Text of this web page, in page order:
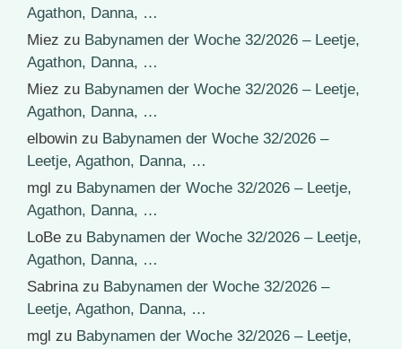
Agathon, Danna, …
Miez zu Babynamen der Woche 32/2026 – Leetje,
Agathon, Danna, …
Miez zu Babynamen der Woche 32/2026 – Leetje,
Agathon, Danna, …
elbowin zu Babynamen der Woche 32/2026 –
Leetje, Agathon, Danna, …
mgl zu Babynamen der Woche 32/2026 – Leetje,
Agathon, Danna, …
LoBe zu Babynamen der Woche 32/2026 – Leetje,
Agathon, Danna, …
Sabrina zu Babynamen der Woche 32/2026 –
Leetje, Agathon, Danna, …
mgl zu Babynamen der Woche 32/2026 – Leetje,